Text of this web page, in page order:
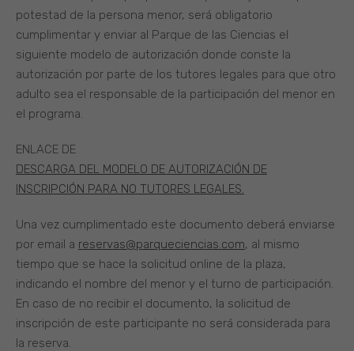
potestad de la persona menor, será obligatorio
cumplimentar y enviar al Parque de las Ciencias el
siguiente modelo de autorización donde conste la
autorización por parte de los tutores legales para que otro
adulto sea el responsable de la participación del menor en
el programa.
ENLACE DE
DESCARGA DEL MODELO DE AUTORIZACIÓN DE
INSCRIPCIÓN PARA NO TUTORES LEGALES.
Una vez cumplimentado este documento deberá enviarse
por email a reservas@parqueciencias.com, al mismo
tiempo que se hace la solicitud online de la plaza,
indicando el nombre del menor y el turno de participación.
En caso de no recibir el documento, la solicitud de
inscripción de este participante no será considerada para
la reserva.